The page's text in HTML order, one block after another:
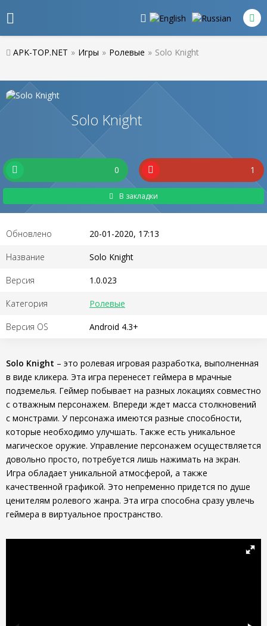
APK-TOP.NET » Игры » Ролевые » Solo Knight
Solo Knight
0 1
В закладки
Обновлено 20-01-2020, 17:13
Название Solo Knight
Версия 1.0.023
Категория Ролевые
Версия OS Android 4.3+
Solo Knight – это ролевая игровая разработка, выполненная
в виде кликера. Эта игра перенесет геймера в мрачные
подземелья. Геймер побывает на разных локациях совместно
с отважным персонажем. Впереди ждет масса столкновений
с монстрами. У персонажа имеются разные способности,
которые необходимо улучшать. Также есть уникальное
магическое оружие. Управление персонажем осуществляется
довольно просто, потребуется лишь нажимать на экран.
Игра обладает уникальной атмосферой, а также
качественной графикой. Это непременно придется по душе
ценителям ролевого жанра. Эта игра способна сразу увлечь
геймера в виртуальное пространство.